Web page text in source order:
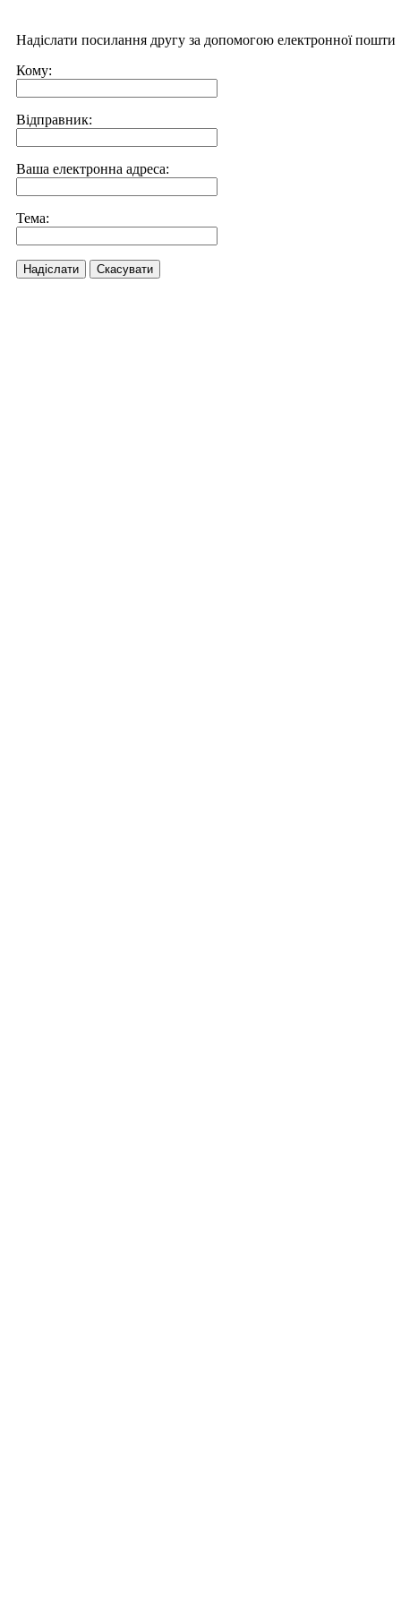
Надіслати посилання другу за допомогою електронної пошти
Кому:
Відправник:
Ваша електронна адреса:
Тема:
Надіслати Скасувати